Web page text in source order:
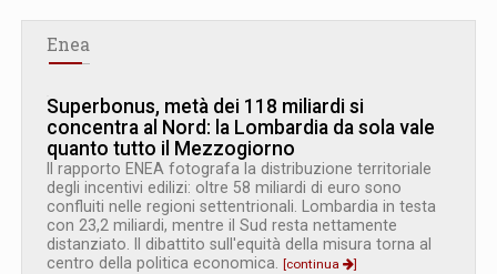
Enea
Superbonus, metà dei 118 miliardi si
concentra al Nord: la Lombardia da sola vale
quanto tutto il Mezzogiorno
Il rapporto ENEA fotografa la distribuzione territoriale
degli incentivi edilizi: oltre 58 miliardi di euro sono
confluiti nelle regioni settentrionali. Lombardia in testa
con 23,2 miliardi, mentre il Sud resta nettamente
distanziato. Il dibattito sull'equità della misura torna al
centro della politica economica.
[continua
]